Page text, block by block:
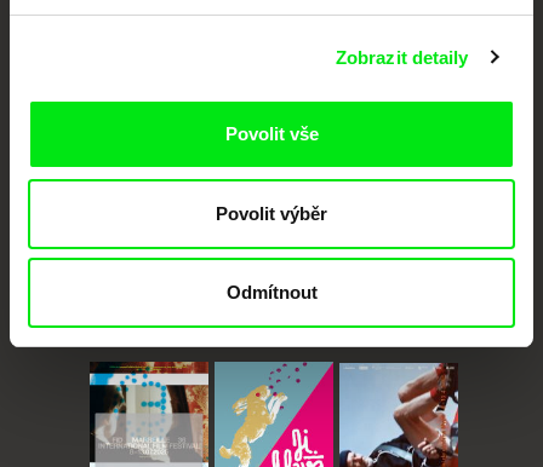
Zobrazit detaily
Povolit vše
Povolit výběr
Odmítnout
festivalů dokumentárního filmu sdružených do Doc Alliance. Naším cílem je
podporovat kvalitní autorské filmy.
CPH:DOX